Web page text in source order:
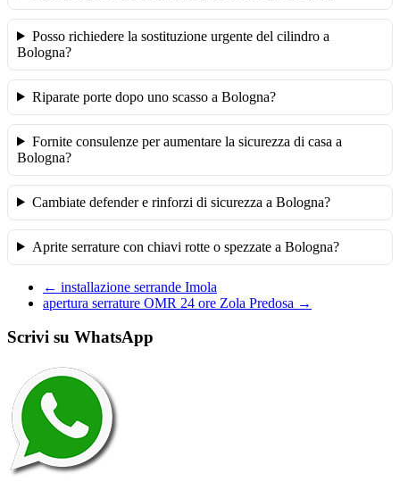
Posso richiedere la sostituzione urgente del cilindro a
Bologna?
Riparate porte dopo uno scasso a Bologna?
Fornite consulenze per aumentare la sicurezza di casa a
Bologna?
Cambiate defender e rinforzi di sicurezza a Bologna?
Aprite serrature con chiavi rotte o spezzate a Bologna?
← installazione serrande Imola
apertura serrature OMR 24 ore Zola Predosa →
Scrivi su WhatsApp